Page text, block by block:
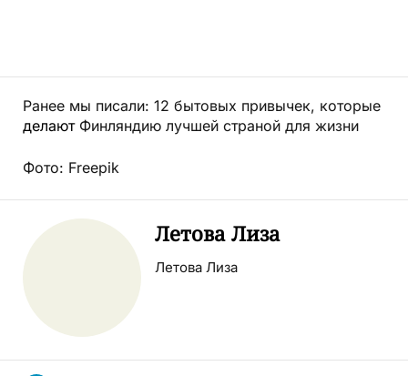
Ранее мы писали: 12 бытовых привычек, которые
делаютФинляндию лучшей страной для жизни
Фото: Freepik
Летова Лиза
Летова Лиза